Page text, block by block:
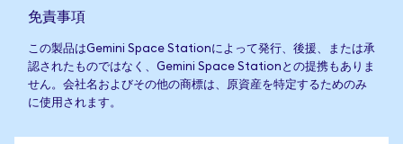
免責事項
この製品はGemini Space Stationによって発行、後援、または承
認されたものではなく、Gemini Space Stationとの提携もありま
せん。会社名およびその他の商標は、原資産を特定するためのみ
に使用されます。